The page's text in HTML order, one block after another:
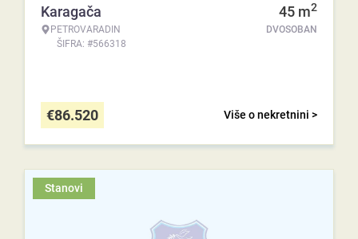
Karagača
PETROVARADIN
ŠIFRA: #566318
45 m2
DVOSOBAN
Više o nekretnini >
€86.520
Stanovi